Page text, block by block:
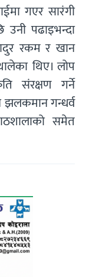
गएर सारंगी
पढाइभन्दा
रकम र खान
थिए। लोप
संरक्षण गर्ने
झलकमान गन्धर्व
समेत